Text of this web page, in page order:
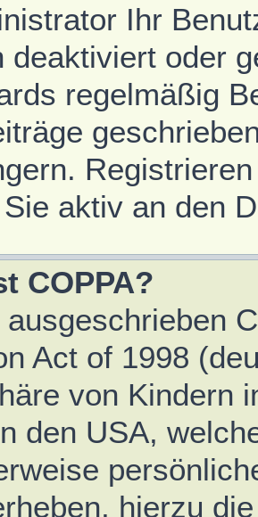
Ihr
deaktiviert oder
regelmäßig
aktiv an den
COPPA?
ausgeschrieben
Act of 1998
von Kindern
den USA,
hierzu